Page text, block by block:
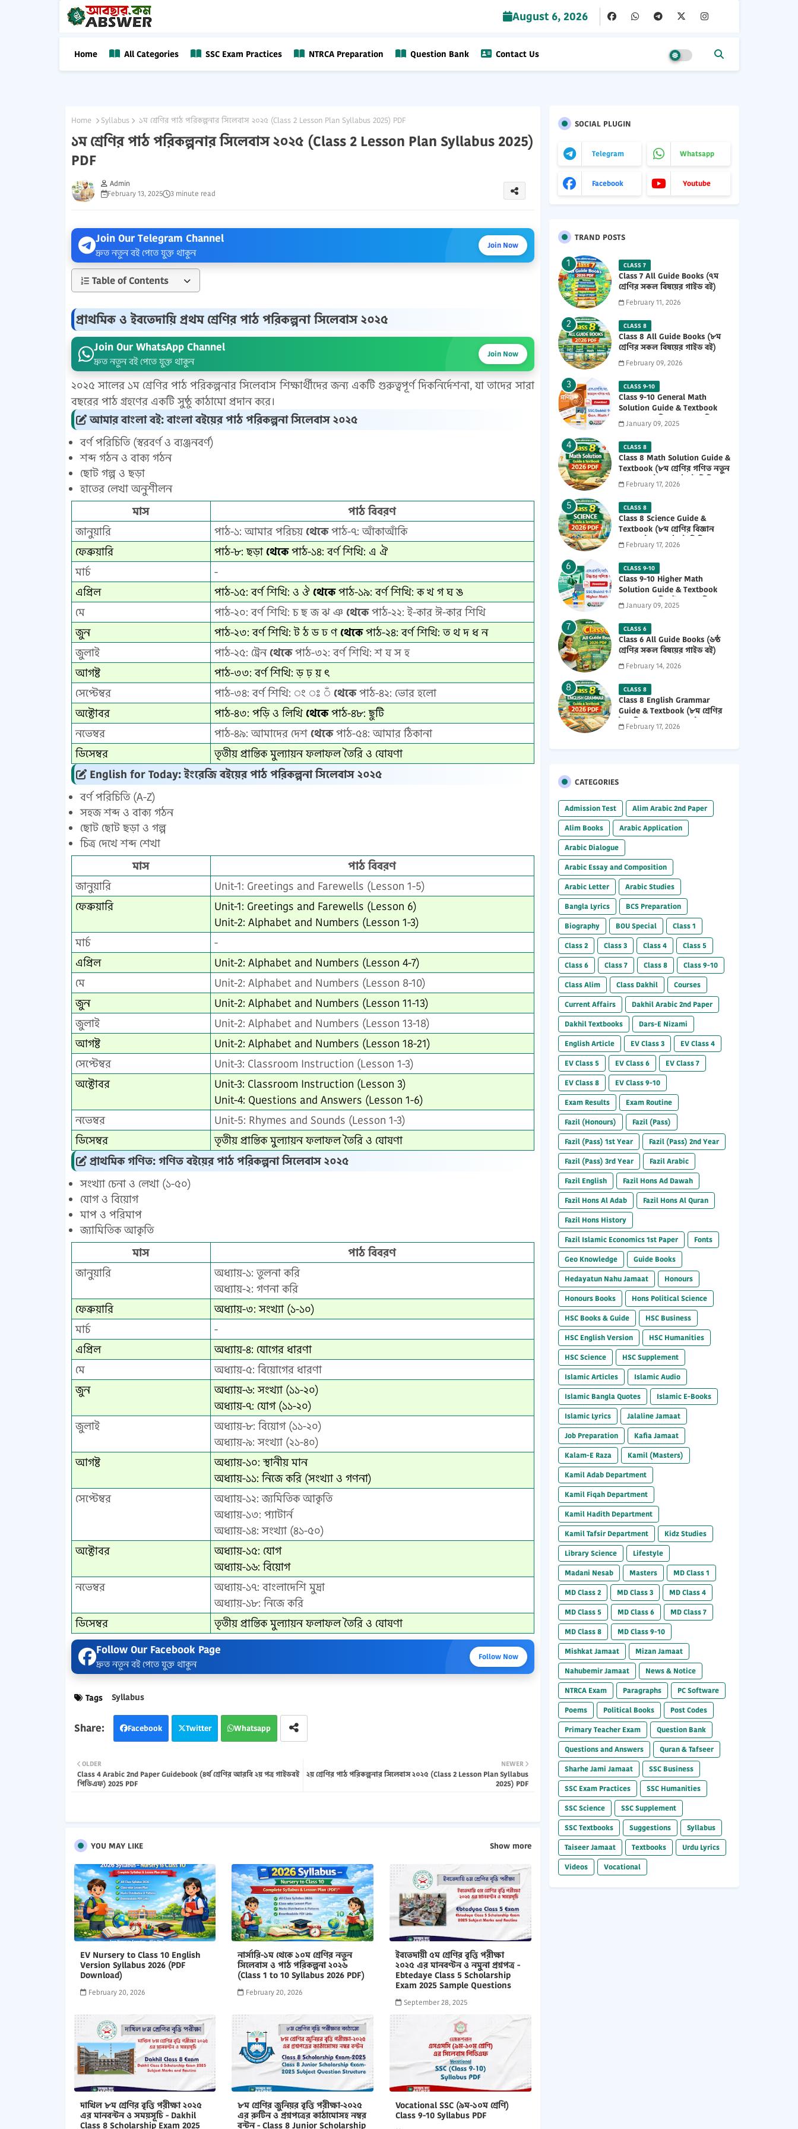
August 6, 2026
Home All Categories SSC Exam Practices NTRCA Preparation Question Bank Contact Us
Home Syllabus ১ম শ্রেণির পাঠ পরিকল্পনার সিলেবাস ২০২৫ (Class 2 Lesson Plan Syllabus 2025) PDF
১ম শ্রেণির পাঠ পরিকল্পনার সিলেবাস ২০২৫ (Class 2 Lesson Plan Syllabus 2025)
PDF
Admin
February 13, 2025
3 minute read
Join Our Telegram Channel
দ্রুত নতুন বই পেতে যুক্ত থাকুন
Join Now
Table of Contents
প্রাথমিক ও ইবতেদায়ি প্রথম শ্রেণির পাঠ পরিকল্পনা সিলেবাস ২০২৫
Join Our WhatsApp Channel
দ্রুত নতুন বই পেতে যুক্ত থাকুন
Join Now
২০২৫ সালের ১ম শ্রেণির পাঠ পরিকল্পনার সিলেবাস শিক্ষার্থীদের জন্য একটি গুরুত্বপূর্ণ দিকনির্দেশনা, যা তাদের সারা
বছরের পাঠ গ্রহণের একটি সুষ্ঠু কাঠামো প্রদান করে।
আমার বাংলা বই: বাংলা বইয়ের পাঠ পরিকল্পনা সিলেবাস ২০২৫
বর্ণ পরিচিতি (স্বরবর্ণ ও ব্যঞ্জনবর্ণ)
শব্দ গঠন ও বাক্য গঠন
ছোট গল্প ও ছড়া
হাতের লেখা অনুশীলন
মাস
পাঠ বিবরণ
জানুয়ারি
পাঠ-১: আমার পরিচয়থেকেপাঠ-৭: আঁকাআঁকি
ফেব্রুয়ারি
পাঠ-৮: ছড়াথেকেপাঠ-১৪: বর্ণ শিখি: এ ঐ
মার্চ
-
এপ্রিল
পাঠ-১৫: বর্ণ শিখি: ও ঔ থেকেপাঠ-১৯: বর্ণ শিখি: ক খ গ ঘ ঙ
মে
পাঠ-২০: বর্ণ শিখি: চ ছ জ ঝ ঞ থেকেপাঠ-২২: ই-কার ঈ-কার শিখি
জুন
পাঠ-২৩: বর্ণ শিখি: ট ঠ ড ঢ ণথেকেপাঠ-২৪: বর্ণ শিখি: ত থ দ ধ ন
জুলাই
পাঠ-২৫: ট্রেনথেকেপাঠ-৩২: বর্ণ শিখি: শ ষ স হ
আগষ্ট
পাঠ-৩৩: বর্ণ শিখি: ড় ঢ় য় ৎ
সেপ্টেম্বর
পাঠ-৩৪: বর্ণ শিখি: ং ঃ ঁ থেকেপাঠ-৪২: ভোর হলো
অক্টোবর
পাঠ-৪৩: পড়ি ও লিখিথেকেপাঠ-৪৮: ছুটি
নভেম্বর
পাঠ-৪৯: আমাদের দেশ থেকেপাঠ-৫৪: আমার ঠিকানা
ডিসেম্বর
তৃতীয় প্রান্তিক মুল্যায়ন ফলাফল তৈরি ও ষোষণা
English for Today: ইংরেজি বইয়ের পাঠ পরিকল্পনা সিলেবাস ২০২৫
বর্ণ পরিচিতি (A-Z)
সহজ শব্দ ও বাক্য গঠন
ছোট ছোট ছড়া ও গল্প
চিত্র দেখে শব্দ শেখা
মাস
পাঠ বিবরণ
জানুয়ারি
Unit-1: Greetings and Farewells (Lesson 1-5)
ফেব্রুয়ারি
Unit-1: Greetings and Farewells (Lesson 6)
Unit-2: Alphabet and Numbers (Lesson 1-3)
মার্চ
-
এপ্রিল
Unit-2: Alphabet and Numbers (Lesson 4-7)
মে
Unit-2: Alphabet and Numbers (Lesson 8-10)
জুন
Unit-2: Alphabet and Numbers (Lesson 11-13)
জুলাই
Unit-2: Alphabet and Numbers (Lesson 13-18)
আগষ্ট
Unit-2: Alphabet and Numbers (Lesson 18-21)
সেপ্টেম্বর
Unit-3: Classroom Instruction (Lesson 1-3)
অক্টোবর
Unit-3: Classroom Instruction (Lesson 3)
Unit-4: Questions and Answers (Lesson 1-6)
নভেম্বর
Unit-5: Rhymes and Sounds (Lesson 1-3)
ডিসেম্বর
তৃতীয় প্রান্তিক মুল্যায়ন ফলাফল তৈরি ও ষোষণা
প্রাথমিক গণিত: গণিত বইয়ের পাঠ পরিকল্পনা সিলেবাস ২০২৫
সংখ্যা চেনা ও লেখা (১-৫০)
যোগ ও বিয়োগ
মাপ ও পরিমাপ
জ্যামিতিক আকৃতি
মাস
পাঠ বিবরণ
জানুয়ারি
অধ্যায়-১: তুলনা করি
অধ্যায়-২: গণনা করি
ফেব্রুয়ারি
অধ্যায়-৩: সংখ্যা (১-১০)
মার্চ
-
এপ্রিল
অধ্যায়-৪: যোগের ধারণা
মে
অধ্যায়-৫: বিয়োগের ধারণা
জুন
অধ্যায়-৬: সংখ্যা (১১-২০)
অধ্যায়-৭: যোগ (১১-২০)
জুলাই
অধ্যায়-৮: বিয়োগ (১১-২০)
অধ্যায়-৯: সংখ্যা (২১-৪০)
আগষ্ট
অধ্যায়-১০: স্থানীয় মান
অধ্যায়-১১: নিজে করি (সংখ্যা ও গণনা)
সেপ্টেম্বর
অধ্যায়-১২: জ্যমিতিক আকৃতি
অধ্যায়-১৩: প্যাটার্ন
অধ্যায়-১৪: সংখ্যা (৪১-৫০)
অক্টোবর
অধ্যায়-১৫: যোগ
অধ্যায়-১৬: বিয়োগ
নভেম্বর
অধ্যায়-১৭: বাংলাদেশি মুদ্রা
অধ্যায়-১৮: নিজে করি
ডিসেম্বর
তৃতীয় প্রান্তিক মুল্যায়ন ফলাফল তৈরি ও ষোষণা
Follow Our Facebook Page
দ্রুত নতুন বই পেতে যুক্ত থাকুন
Follow Now
Tags Syllabus
Facebook Twitter Whatsapp
NEWER
২য় শ্রেণির পাঠ পরিকল্পনার সিলেবাস ২০২৫ (Class 2 Lesson Plan Syllabus
2025) PDF
OLDER
Class 4 Arabic 2nd Paper Guidebook (৪র্থ শ্রেণির আরবি ২য় পত্র গাইডবই
পিডিএফ) 2025 PDF
YOU MAY LIKE Show more
EV Nursery to Class 10 English
Version Syllabus 2026 (PDF
Download)
February 20, 2026
নার্সারি-১ম থেকে ১০ম শ্রেণির নতুন
সিলেবাস ও পাঠ পরিকল্পনা ২০২৬
(Class 1 to 10 Syllabus 2026 PDF)
February 20, 2026
ইবতেদায়ী ৫ম শ্রেণির বৃত্তি পরীক্ষা
২০২৫ এর মানবণ্টন ও নমুনা প্রশ্নপত্র -
Ebtedaye Class 5 Scholarship
Exam 2025 Sample Questions
September 28, 2025
দাখিল ৮ম শ্রেণির বৃত্তি পরীক্ষা ২০২৫
এর মানবন্টন ও সময়সূচি - Dakhil
Class 8 Scholarship Exam 2025
৮ম শ্রেণির জুনিয়র বৃত্তি পরীক্ষা-২০২৫
এর রুটিন ও প্রশ্নপত্রের কাঠামোসহ নম্বর
বন্টন - Class 8 Junior Scholarship
Vocational SSC (৯ম-১০ম শ্রেণি)
Class 9-10 Syllabus PDF
SOCIAL PLUGIN
Telegram Whatsapp
Facebook Youtube
TRAND POSTS
CLASS 7
Class 7 All Guide Books (৭ম
শ্রেণির সকল বিষয়ের গাইড বই)
2026 PDF
February 11, 2026
CLASS 8
Class 8 All Guide Books (৮ম
শ্রেণির সকল বিষয়ের গাইড বই)
2026 PDF
February 09, 2026
CLASS 9-10
Class 9-10 General Math
Solution Guide & Textbook
(৯ম-১০ম শ্রেণির সাধারণ গণিত
সমাধান গাইড) 2025 PDF
January 09, 2025
CLASS 8
Class 8 Math Solution Guide &
Textbook (৮ম শ্রেণির গণিত নতুন
সমাধান গাইড ও পাঠ্যবই পিডিএফ)
2026 PDF
February 17, 2026
CLASS 8
Class 8 Science Guide &
Textbook (৮ম শ্রেণির বিজ্ঞান
নতুন গাইড ও পাঠ্যবই পিডিএফ)
2026 PDF
February 17, 2026
CLASS 9-10
Class 9-10 Higher Math
Solution Guide & Textbook
(৯ম-১০ম শ্রেণির উচ্চতর গণিত
সমাধান গাইড) 2025 PDF
January 09, 2025
CLASS 6
Class 6 All Guide Books (৬ষ্ঠ
শ্রেণির সকল বিষয়ের গাইড বই)
2026 PDF
February 14, 2026
CLASS 8
Class 8 English Grammar
Guide & Textbook (৮ম শ্রেণির
ইংরেজি ২য় পত্র নতুন গাইড ও
পাঠ্যবই পিডিএফ) 2026 PDF
February 17, 2026
CATEGORIES
Admission Test
Alim Arabic 2nd Paper
Alim Books
Arabic Application
Arabic Dialogue
Arabic Essay and Composition
Arabic Letter
Arabic Studies
Bangla Lyrics
BCS Preparation
Biography
BOU Special
Class 1
Class 2
Class 3 Class 4
Class 5
Class 6
Class 7 Class 8
Class 9-10
Class Alim
Class Dakhil
Courses
Current Affairs
Dakhil Arabic 2nd Paper
Dakhil Textbooks
Dars-E Nizami
English Article
EV Class 3
EV Class 4
EV Class 5
EV Class 6
EV Class 7
EV Class 8
EV Class 9-10
Exam Results
Exam Routine
Fazil (Honours)
Fazil (Pass)
Fazil (Pass) 1st Year
Fazil (Pass) 2nd Year
Fazil (Pass) 3rd Year
Fazil Arabic
Fazil English
Fazil Hons Ad Dawah
Fazil Hons Al Adab
Fazil Hons Al Quran
Fazil Hons History
Fazil Islamic Economics 1st Paper
Fonts
Geo Knowledge
Guide Books
Hedayatun Nahu Jamaat
Honours
Honours Books
Hons Political Science
HSC Books & Guide
HSC Business
HSC English Version
HSC Humanities
HSC Science
HSC Supplement
Islamic Articles
Islamic Audio
Islamic Bangla Quotes
Islamic E-Books
Islamic Lyrics
Jalaline Jamaat
Job Preparation
Kafia Jamaat
Kalam-E Raza
Kamil (Masters)
Kamil Adab Department
Kamil Fiqah Department
Kamil Hadith Department
Kamil Tafsir Department
Kidz Studies
Library Science
Lifestyle
Madani Nesab
Masters
MD Class 1
MD Class 2
MD Class 3
MD Class 4
MD Class 5
MD Class 6
MD Class 7
MD Class 8
MD Class 9-10
Mishkat Jamaat
Mizan Jamaat
Nahubemir Jamaat
News & Notice
NTRCA Exam
Paragraphs
PC Software
Poems
Political Books
Post Codes
Primary Teacher Exam
Question Bank
Questions and Answers
Quran & Tafseer
Sharhe Jami Jamaat
SSC Business
SSC Exam Practices
SSC Humanities
SSC Science
SSC Supplement
SSC Textbooks
Suggestions
Syllabus
Taiseer Jamaat
Textbooks
Urdu Lyrics
Videos
Vocational